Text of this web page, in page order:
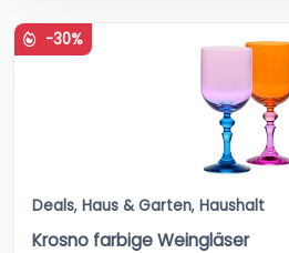
-30%
Deals, Haus & Garten, Haushalt
Krosno farbige Weingläser